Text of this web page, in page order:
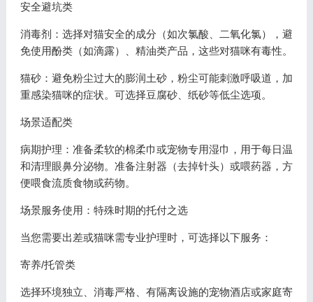
安全避坑类
消毒剂：选择对猫安全的成分（如次氯酸、二氧化氯），避
免使用酚类（如滴露）、精油类产品，这些对猫咪有毒性。
猫砂：避免粉尘过大的膨润土砂，粉尘可能刺激呼吸道，加
重感染猫咪的症状。可选择豆腐砂、纸砂等低尘选项。
场景适配类
病期护理：准备柔软的棉柔巾或宠物专用湿巾，用于每日温
和清理眼鼻分泌物。准备注射器（去掉针头）或喂药器，方
便喂食流质食物或药物。
场景服务使用：特殊时期的托付之选
当您需要出差或猫咪需专业护理时，可选择以下服务：
寄养/托管类
选择环境独立、消毒严格、有隔离设施的宠物酒店或家庭寄